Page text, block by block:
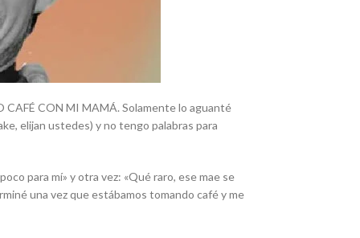
CAFÉ CON MI MAMÁ. Solamente lo aguanté
elijan ustedes) y no tengo palabras para
para mí» y otra vez: «Qué raro, ese mae se
una vez que estábamos tomando café y me